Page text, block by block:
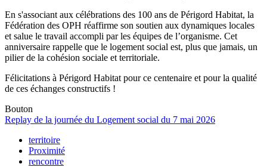
En s'associant aux célébrations des 100 ans de Périgord Habitat, la
Fédération des OPH réaffirme son soutien aux dynamiques locales
et salue le travail accompli par les équipes de l’organisme. Cet
anniversaire rappelle que le logement social est, plus que jamais, un
pilier de la cohésion sociale et territoriale.
Félicitations à Périgord Habitat pour ce centenaire et pour la qualité
de ces échanges constructifs !
Bouton
Replay de la journée du Logement social du 7 mai 2026
territoire
Proximité
rencontre